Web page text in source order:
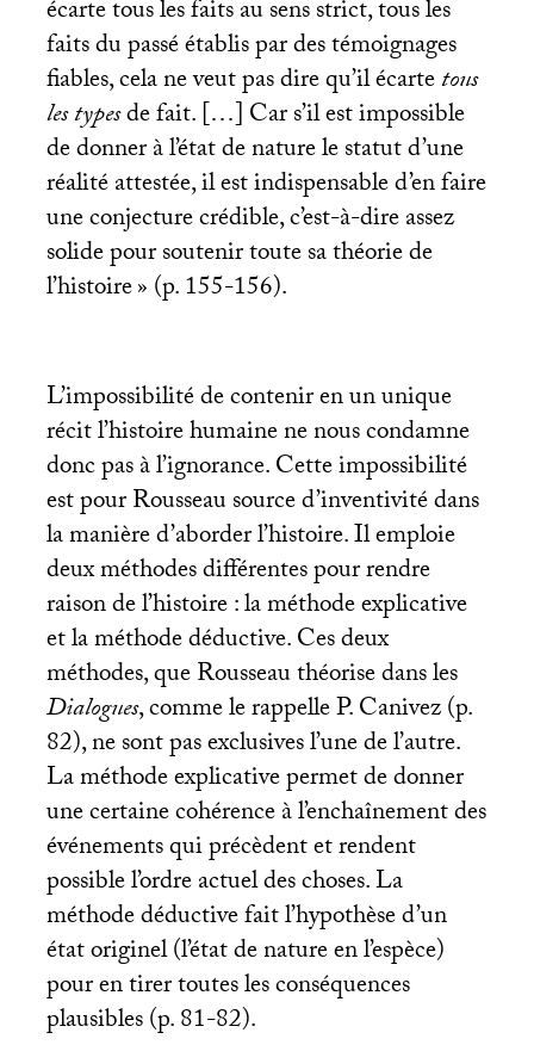
écarte tous les faits au sens strict, tous les
faits du passé établis par des témoignages
fiables, cela ne veut pas dire qu’il écartetous
les typesde fait. […] Car s’il est impossible
de donner à l’état de nature le statut d’une
réalité attestée, il est indispensable d’en faire
une conjecture crédible, c’est-à-dire assez
solide pour soutenir toute sa théorie de
l’histoire» (p. 155-156).
L’impossibilité de contenir en un unique
récit l’histoire humaine ne nous condamne
donc pas à l’ignorance. Cette impossibilité
est pour Rousseau source d’inventivité dans
la manière d’aborder l’histoire. Il emploie
deux méthodes différentes pour rendre
raison de l’histoire : la méthode explicative
et la méthode déductive. Ces deux
méthodes, que Rousseau théorise dans les
Dialogues, comme le rappelle P. Canivez (p.
82), ne sont pas exclusives l’une de l’autre.
La méthode explicative permet de donner
une certaine cohérence à l’enchaînement des
événements qui précèdent et rendent
possible l’ordre actuel des choses. La
méthode déductive fait l’hypothèse d’un
état originel (l’état de nature en l’espèce)
pour en tirer toutes les conséquences
plausibles (p. 81-82).